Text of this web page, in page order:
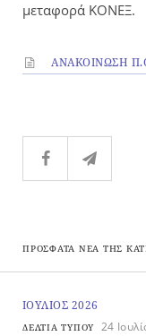
μεταφορά ΚΟΝΕΞ.
ΑΝΑΚΟΙΝΩΣΗ
ΠΡΟΣΦΑΤΑ ΝΕΑ ΤΗΣ
ΙΟΥΛΙΟΣ 2026
ΔΕΛΤΙΑ ΤΥΠΟΥ 24